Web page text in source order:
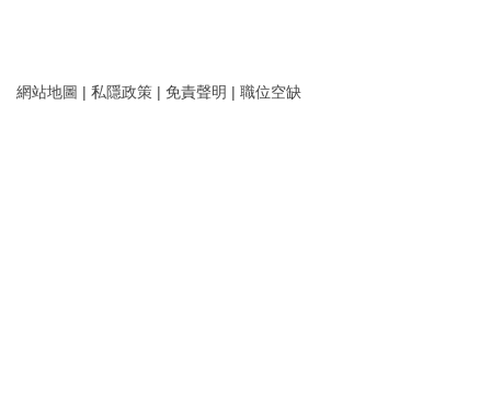
網站地圖 | 私隱政策 | 免責聲明 | 職位空缺